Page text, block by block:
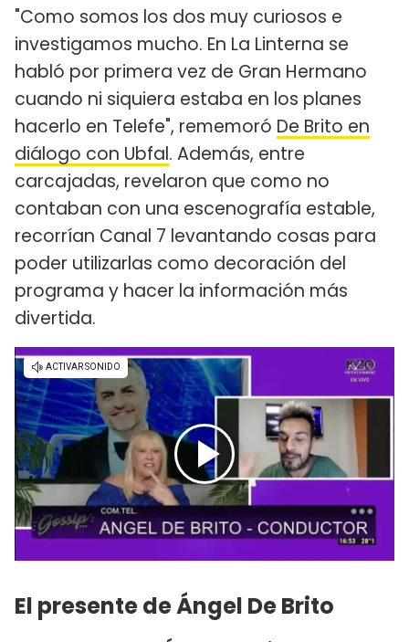
"Como somos los dos muy curiosos e
investigamos mucho. En La Linterna se
habló por primera vez de Gran Hermano
cuando ni siquiera estaba en los planes
hacerlo en Telefe", rememoró De Brito en
diálogo con Ubfal. Además, entre
carcajadas, revelaron que como no
contaban con una escenografía estable,
recorrían Canal 7 levantando cosas para
poder utilizarlas como decoración del
programa y hacer la información más
divertida.
El presente de Ángel De Brito